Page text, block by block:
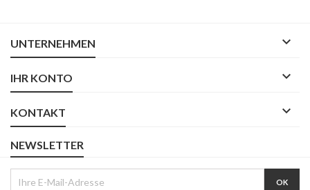
UNTERNEHMEN 
IHR KONTO 
KONTAKT 
NEWSLETTER